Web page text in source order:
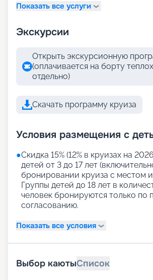
Показать все услуги
Экскурсии
Открыть экскурсионную
(оплачивается на борту
отдельно)
Скачать программу круиза
Условия размещения с
●Скидка 15% (12% в круизах на
детей от 3 до 17 лет
бронировании круиза с местом
Группы детей до 18 лет в
человек бронируются только по
согласованию.
Показать все условия
Выбор каютыСписок